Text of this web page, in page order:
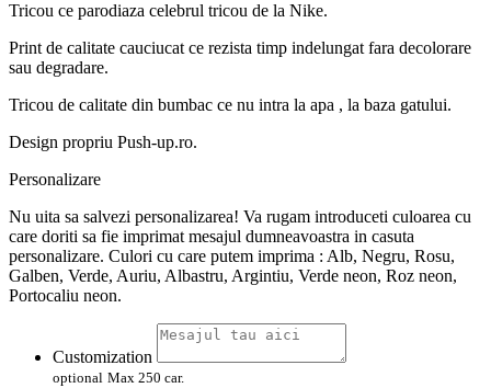
Tricou ce parodiaza celebrul tricou de la Nike.
Print de calitate cauciucat ce rezista timp indelungat fara decolorare
sau degradare.
Tricou de calitate din bumbac ce nu intra la apa , la baza gatului.
Design propriu Push-up.ro.
Personalizare
Nu uita sa salvezi personalizarea! Va rugam introduceti culoarea cu
care doriti sa fie imprimat mesajul dumneavoastra in casuta
personalizare. Culori cu care putem imprima : Alb, Negru, Rosu,
Galben, Verde, Auriu, Albastru, Argintiu, Verde neon, Roz neon,
Portocaliu neon.
Customization
optional Max 250 car.